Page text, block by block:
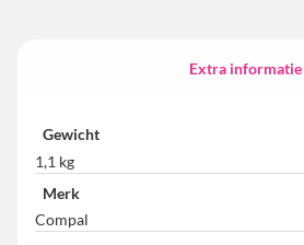
Extra informatie
Gewicht
1,1 kg
Merk
Compal